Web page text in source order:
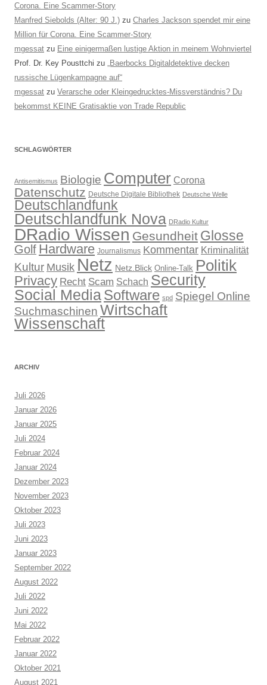
Corona. Eine Scammer-Story
Manfred Siebolds (Alter: 90 J.) zu Charles Jackson spendet mir eine
Million für Corona. Eine Scammer-Story
mgessat zu Eine einigermaßen lustige Aktion in meinem Wohnviertel
Prof. Dr. Key Pousttchi zu
„Baerbocks Digitaldetektive decken
russische Lügenkampagne auf“
mgessat zu Verarsche oder Kleingedrucktes-Missverständnis? Du
bekommst KEINE Gratisaktie von Trade Republic
SCHLAGWÖRTER
Antisemitismus Biologie Computer Corona
Datenschutz Deutsche Digitale Bibliothek Deutsche Welle
Deutschlandfunk
Deutschlandfunk Nova DRadio Kultur
DRadio Wissen Gesundheit Glosse
Golf Hardware Journalismus Kommentar Kriminalität
Kultur Musik Netz Netz.Blick Online-Talk Politik
Privacy Recht Scam Schach Security
Social MediaSoftware spd Spiegel Online
Suchmaschinen Wirtschaft
Wissenschaft
ARCHIV
Juli 2026
Januar 2026
Januar 2025
Juli 2024
Februar 2024
Januar 2024
Dezember 2023
November 2023
Oktober 2023
Juli 2023
Juni 2023
Januar 2023
September 2022
August 2022
Juli 2022
Juni 2022
Mai 2022
Februar 2022
Januar 2022
Oktober 2021
August 2021